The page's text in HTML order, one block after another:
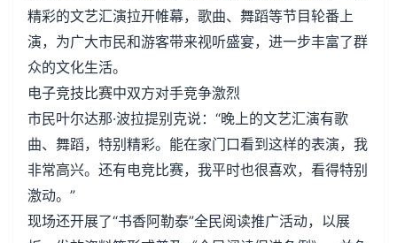
精彩的文艺汇演拉开帷幕，歌曲、舞蹈等节目轮番上
演，为广大市民和游客带来视听盛宴，进一步丰富了群
众的文化生活。
电子竞技比赛中双方对手竞争激烈
市民叶尔达那·波拉提别克说：“晚上的文艺汇演有歌
曲、舞蹈，特别精彩。能在家门口看到这样的表演，我
非常高兴。还有电竞比赛，我平时也很喜欢，看得特别
激动。”
现场还开展了“书香阿勒泰”全民阅读推广活动，以展